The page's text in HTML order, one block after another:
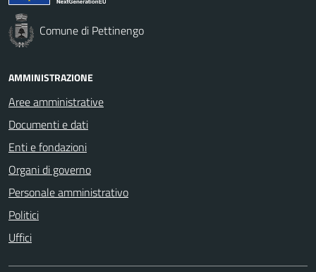
Comune di Pettinengo
AMMINISTRAZIONE
Aree amministrative
Documenti e dati
Enti e fondazioni
Organi di governo
Personale amministrativo
Politici
Uffici